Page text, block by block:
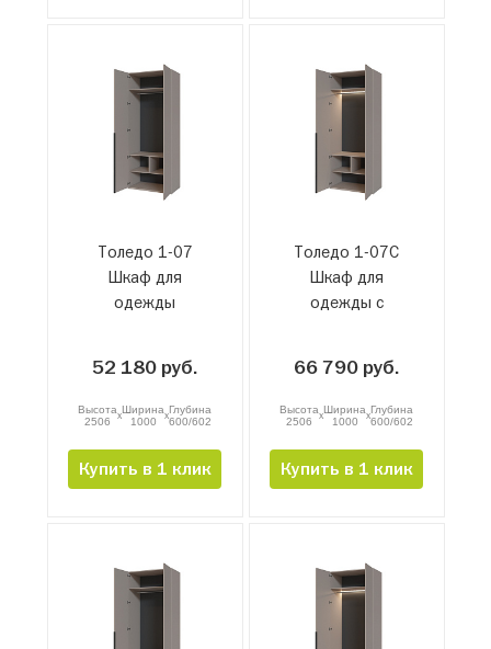
Толедо 1-07
Шкаф для
одежды
52 180 руб.
Высота
2506
xШирина
1000
xГлубина
600/602
Купить в 1 клик
Толедо 1-07С
Шкаф для
одежды с
66 790 руб.
Высота
2506
xШирина
1000
xГлубина
600/602
Купить в 1 клик